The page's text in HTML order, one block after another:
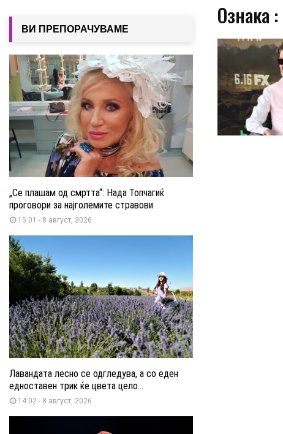
Ознака
ВИ ПРЕПОРАЧУВАМЕ
„Се плашам од смртта“: Нада Топчагиќ
проговори за најголемите стравови
15:01 - 8 август, 2026
Лавандата лесно се одгледува, а со еден
едноставен трик ќе цвета цело...
14:02 - 8 август, 2026